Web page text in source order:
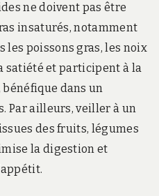
ne doivent pas être
insaturés, notamment
les poissons gras, les noix
satiété et participent à la
dans un
Par ailleurs, veiller à un
des fruits, légumes
la digestion et